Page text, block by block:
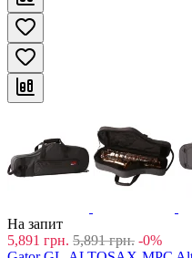
На запит
5,891 грн. 5,891 грн. -0%